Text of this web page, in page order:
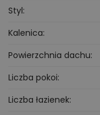
Styl
Kalenica
Powierzchnia dachu
Liczba pokoi
Liczba łazienek